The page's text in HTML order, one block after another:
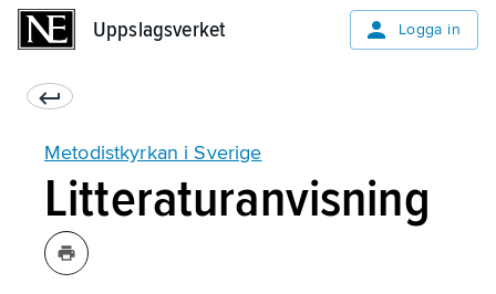
Uppslagsverket Logga in
Metodistkyrkan i Sverige
Litteraturanvisning